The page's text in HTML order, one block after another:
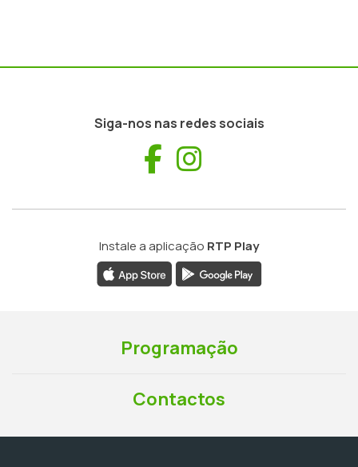
Siga-nos nas redes sociais
Facebook
Instale a aplicação RTP Play
Programação
Contactos